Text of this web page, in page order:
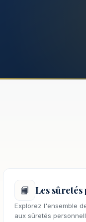
📙 Les sûretés
Explorez l'ensemble
aux sûretés